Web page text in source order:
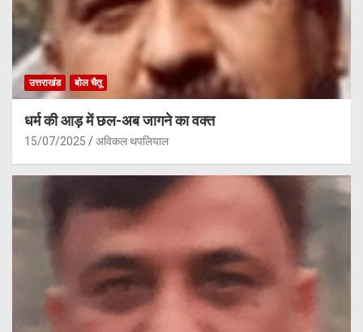
उत्तराखंड बोल चैतू
धर्म की आड़ में छल-अब जागने का वक्त
15/07/2025 अविकल थपलियाल